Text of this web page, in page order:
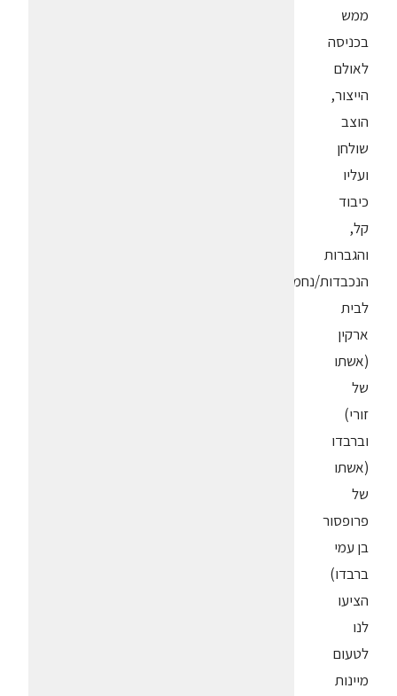
ממש
בכניסה
לאולם
הייצור,
הוצב
שולחן
ועליו
כיבוד
קל,
והגברות
הנכבדות/נחמדות
לבית
ארקין
(אשתו
של
זורי)
וברבדו
(אשתו
של
פרופסור
בן עמי
ברבדו)
הציעו
לנו
לטעום
מיינות